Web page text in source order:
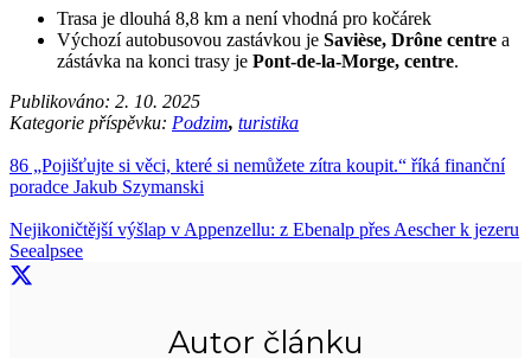
Trasa je dlouhá 8,8 km a není vhodná pro kočárek
Výchozí autobusovou zastávkou je Savièse, Drône centre a
zástávka na konci trasy je Pont-de-la-Morge, centre.
Publikováno: 2. 10. 2025
Kategorie příspěvku: Podzim, turistika
86 „Pojišťujte si věci, které si nemůžete zítra koupit.“ říká finanční
poradce Jakub Szymanski
Nejikoničtější výšlap v Appenzellu: z Ebenalp přes Aescher k jezeru
Seealpsee
Autor článku